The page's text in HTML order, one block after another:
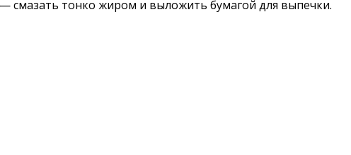
смазать тонко жиром и выложить бумагой для выпечки.